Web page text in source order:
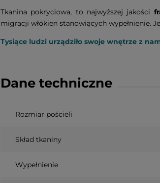
Tkanina pokryciowa, to najwyższej jakości
migracji włókien stanowiących wypełnienie.
Tysiące ludzi urządziło swoje wnętrze z
Dane techniczne
Rozmiar pościeli
Skład tkaniny
Wypełnienie